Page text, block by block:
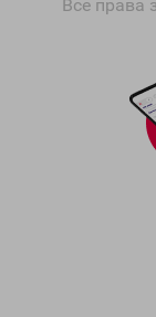
Все права